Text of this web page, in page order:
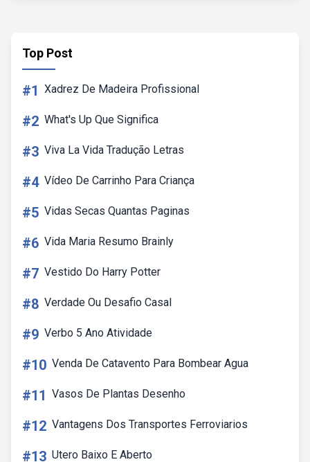
Top Post
#1 Xadrez De Madeira Profissional
#2 What's Up Que Significa
#3 Viva La Vida Tradução Letras
#4 Vídeo De Carrinho Para Criança
#5 Vidas Secas Quantas Paginas
#6 Vida Maria Resumo Brainly
#7 Vestido Do Harry Potter
#8 Verdade Ou Desafio Casal
#9 Verbo 5 Ano Atividade
#10 Venda De Catavento Para Bombear Agua
#11 Vasos De Plantas Desenho
#12 Vantagens Dos Transportes Ferroviarios
#13 Utero Baixo E Aberto